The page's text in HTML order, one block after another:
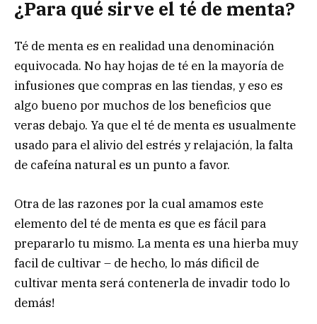
¿Para qué sirve el té de menta?
Té de menta es en realidad una denominación
equivocada. No hay hojas de té en la mayoría de
infusiones que compras en las tiendas, y eso es
algo bueno por muchos de los beneficios que
veras debajo. Ya que el té de menta es usualmente
usado para el alivio del estrés y relajación, la falta
de cafeína natural es un punto a favor.
Otra de las razones por la cual amamos este
elemento del té de menta es que es fácil para
prepararlo tu mismo. La menta es una hierba muy
facil de cultivar – de hecho, lo más dificil de
cultivar menta será contenerla de invadir todo lo
demás!